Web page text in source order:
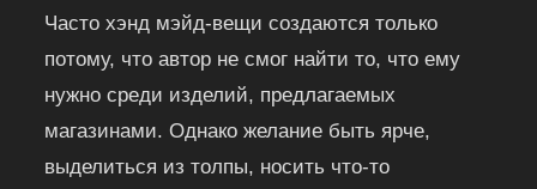
Часто хэнд мэйд-вещи создаются только
потому, что автор не смог найти то, что ему
нужно среди изделий, предлагаемых
магазинами. Однако желание быть ярче,
выделиться из толпы, носить что-то